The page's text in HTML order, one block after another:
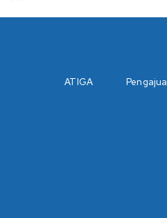
ATIGA